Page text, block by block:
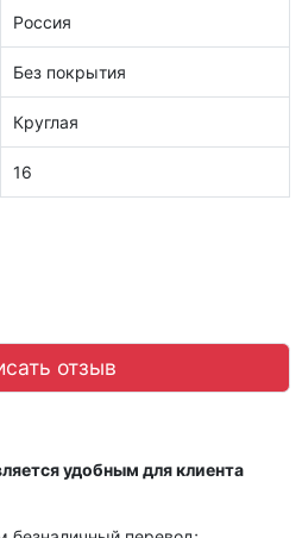
Россия
Без покрытия
Круглая
16
отзыв
удобным для клиента